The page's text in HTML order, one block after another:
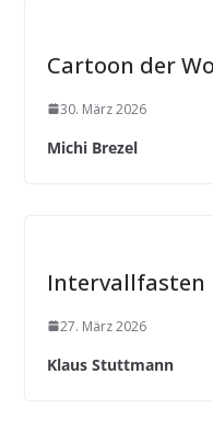
Cartoon der
30. März 2026
Michi Brezel
Intervallfasten
27. März 2026
Klaus Stuttmann